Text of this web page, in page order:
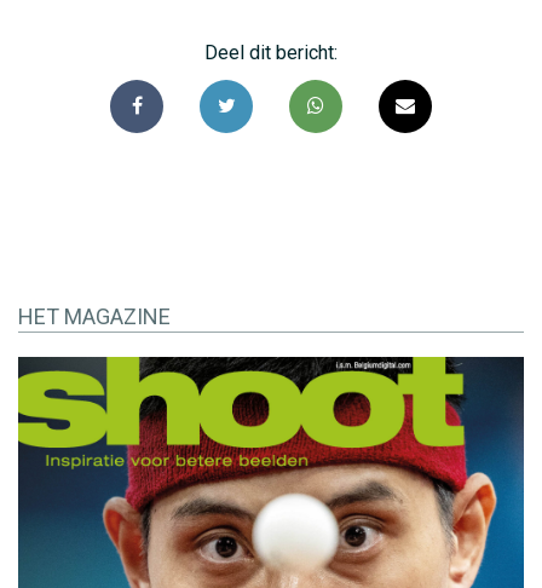
Deel dit bericht:
HET MAGAZINE